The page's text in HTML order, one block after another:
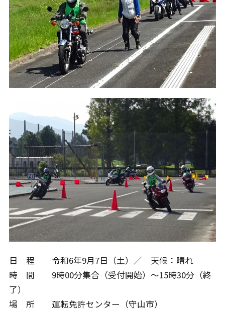
日 程 令和6年9月7日（土）／ 天候：晴れ
時 間 9時00分集合（受付開始）～15時30分（終
了）
場 所 運転免許センター（守山市）